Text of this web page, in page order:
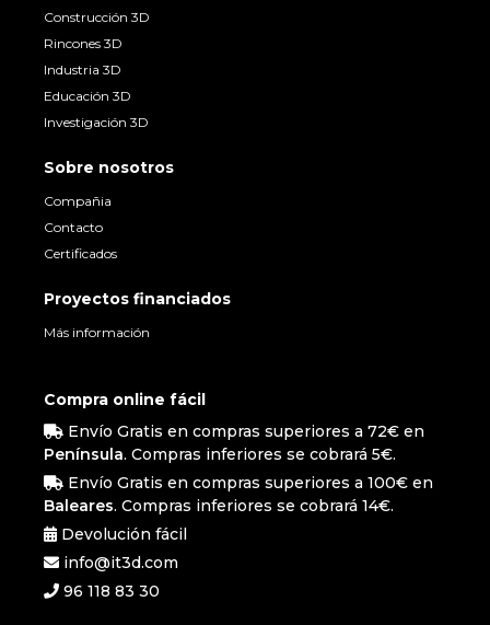
Construcción 3D
Rincones 3D
Industria 3D
Educación 3D
Investigación 3D
Sobre nosotros
Compañia
Contacto
Certificados
Proyectos financiados
Más información
Compra online fácil
Envío Gratis en compras superiores a 72€ en
Península. Compras inferiores se cobrará 5€.
Envío Gratis en compras superiores a 100€ en
Baleares. Compras inferiores se cobrará 14€.
Devolución fácil
info@it3d.com
96 118 83 30